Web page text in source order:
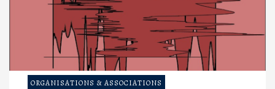
ORGANISATIONS & ASSOCIATIONS